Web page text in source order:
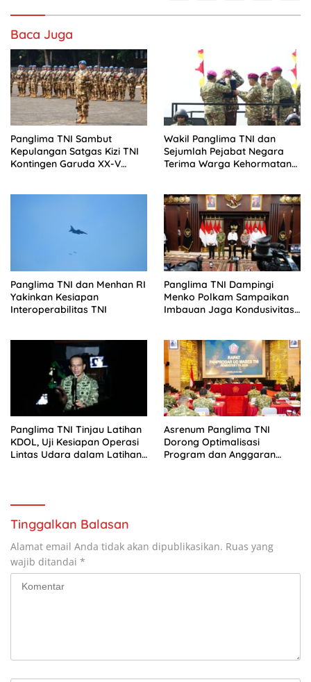
Baca Juga
Panglima TNI Sambut
Kepulangan Satgas Kizi TNI
Kontingen Garuda XX-V
Wakil Panglima TNI dan
Sejumlah Pejabat Negara
Terima Warga Kehormatan
Panglima TNI dan Menhan RI
Yakinkan Kesiapan
Interoperabilitas TNI
Panglima TNI Dampingi
Menko Polkam Sampaikan
Imbauan Jaga Kondusivitas
Panglima TNI Tinjau Latihan
KDOL, Uji Kesiapan Operasi
Lintas Udara dalam Latihan
Asrenum Panglima TNI
Dorong Optimalisasi
Program dan Anggaran
Tinggalkan Balasan
Alamat email Anda tidak akan dipublikasikan. Ruas yang
wajib ditandai *